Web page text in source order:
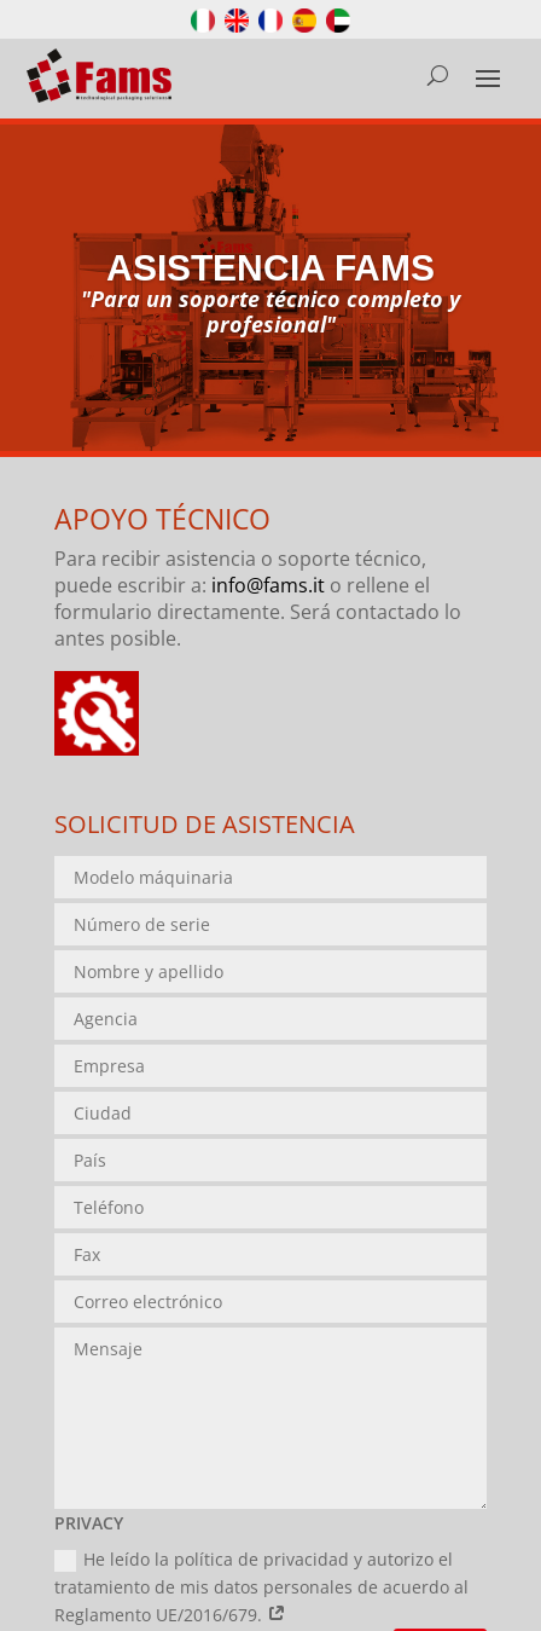
ASISTENCIA FAMS
"Para un soporte técnico completo y
profesional"
APOYO TÉCNICO
Para recibir asistencia o soporte técnico,
puede escribir a: info@fams.it o rellene el
formulario directamente. Será contactado lo
antes posible.
SOLICITUD DE ASISTENCIA
PRIVACY
He leído la política de privacidad y autorizo el
tratamiento de mis datos personales de acuerdo al
Reglamento UE/2016/679.